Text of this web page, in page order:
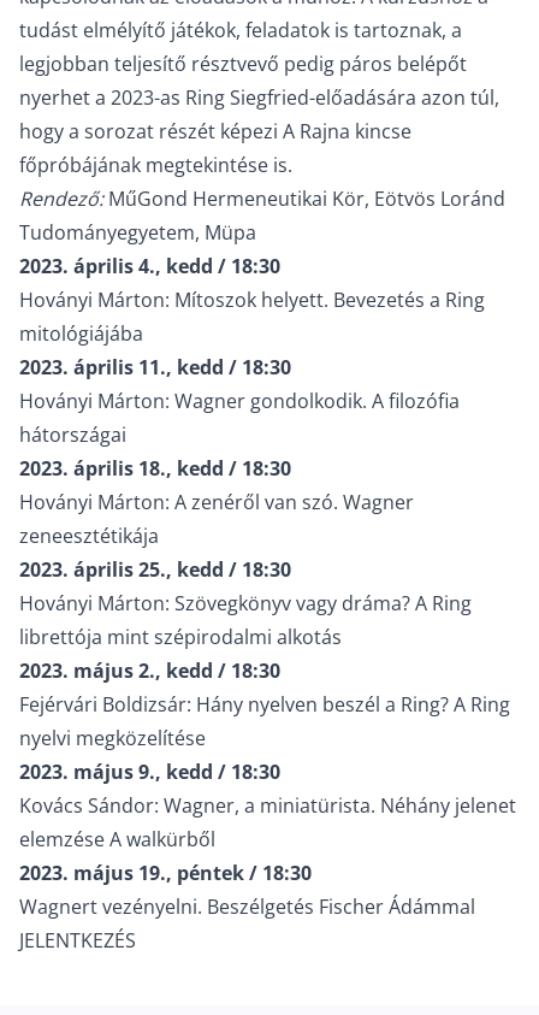
tudást elmélyítő játékok, feladatok is tartoznak, a
legjobban teljesítő résztvevő pedig páros belépőt
nyerhet a 2023-as Ring Siegfried-előadására azon túl,
hogy a sorozat részét képezi A Rajna kincse
főpróbájának megtekintése is.
Rendező:MűGond Hermeneutikai Kör, Eötvös Loránd
Tudományegyetem, Müpa
2023. április 4., kedd / 18:30
Hoványi Márton: Mítoszok helyett. Bevezetés a Ring
mitológiájába
2023. április 11., kedd / 18:30
Hoványi Márton: Wagner gondolkodik. A filozófia
hátországai
2023. április 18., kedd / 18:30
Hoványi Márton: A zenéről van szó. Wagner
zeneesztétikája
2023. április 25., kedd / 18:30
Hoványi Márton: Szövegkönyv vagy dráma? A Ring
librettója mint szépirodalmi alkotás
2023. május 2., kedd / 18:30
Fejérvári Boldizsár: Hány nyelven beszél a Ring? A Ring
nyelvi megközelítése
2023. május 9., kedd / 18:30
Kovács Sándor: Wagner, a miniatürista. Néhány jelenet
elemzése A walkürből
2023. május 19., péntek / 18:30
Wagnert vezényelni. Beszélgetés Fischer Ádámmal
JELENTKEZÉS